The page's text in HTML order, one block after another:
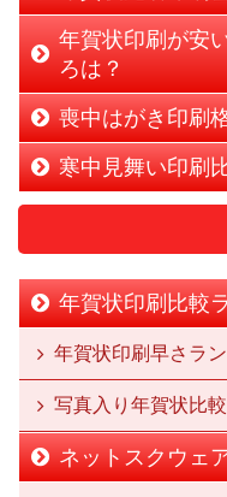
年賀状印刷が安
ろは？
喪中はがき印刷
寒中見舞い印刷
年賀状印刷比較
年賀状印刷早さラ
写真入り年賀状比
ネットスクウェ